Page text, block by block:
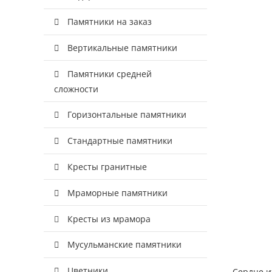
Памятники на заказ
Вертикальные памятники
Памятники средней
сложности
Горизонтальные памятники
Стандартные памятники
Кресты гранитные
Мраморные памятники
Кресты из мрамора
Мусульманские памятники